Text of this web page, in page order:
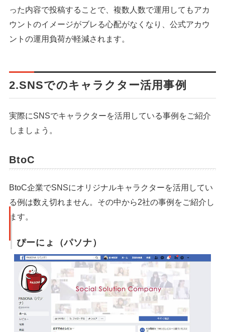
った内容で投稿することで、複数人数で運用してもアカ
ウントのイメージがブレる心配がなくなり、公式アカウ
ントの運用負荷が軽減されます。
2.SNSでのキャラクター活用事例
実際にSNSでキャラクターを活用している事例をご紹介
しましょう。
BtoC
BtoC企業でSNSにオリジナルキャラクターを活用してい
る例は数え切れません。その中から2社の事例をご紹介し
ます。
ぴーにょ（パソナ）